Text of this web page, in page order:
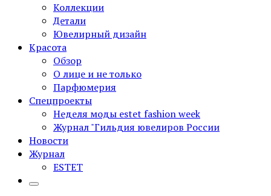
Коллекции
Детали
Ювелирный дизайн
Красота
Обзор
О лице и не только
Парфюмерия
Спецпроекты
Неделя моды estet fashion week
Журнал "Гильдия ювелиров России
Новости
Журнал
ESTET